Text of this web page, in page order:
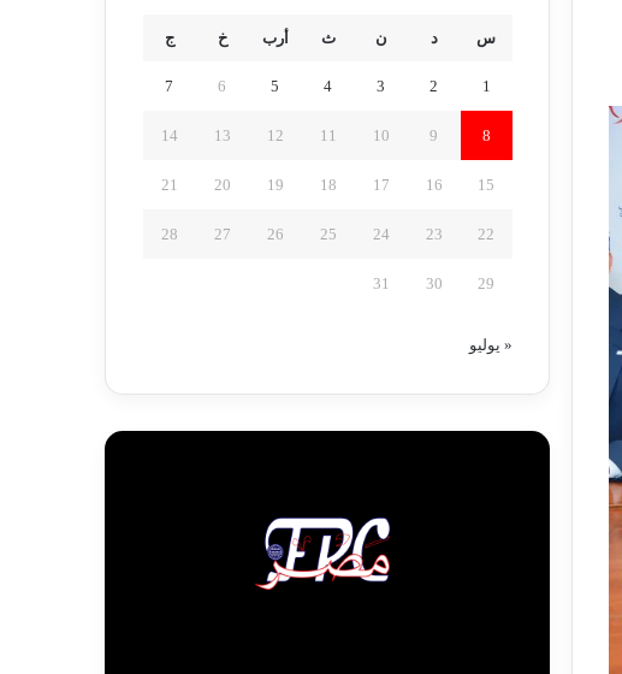
س د ن ث أرب خ ج
1
2
3
4
5
6
7
8
9
10
11
12
13
14
15
16
17
18
19
20
21
22
23
24
25
26
27
28
29
30
31
« يوليو